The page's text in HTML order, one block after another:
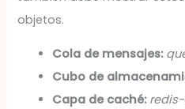
objetos.
Cola de mensajes:
Cubo de
Capa de caché: